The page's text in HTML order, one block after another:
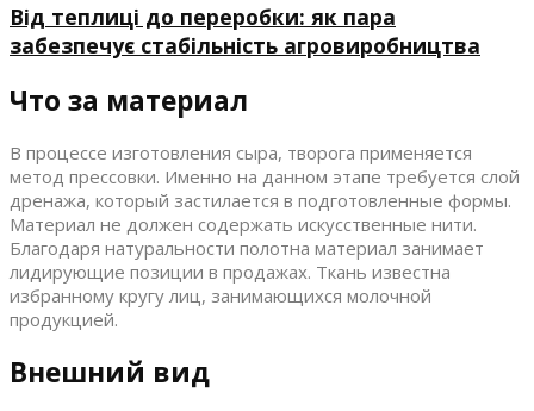
Від теплиці до переробки: як пара
забезпечує стабільність агровиробництва
Что за материал
В процессе изготовления сыра, творога применяется
метод прессовки. Именно на данном этапе требуется слой
дренажа, который застилается в подготовленные формы.
Материал не должен содержать искусственные нити.
Благодаря натуральности полотна материал занимает
лидирующие позиции в продажах. Ткань известна
избранному кругу лиц, занимающихся молочной
продукцией.
Внешний вид